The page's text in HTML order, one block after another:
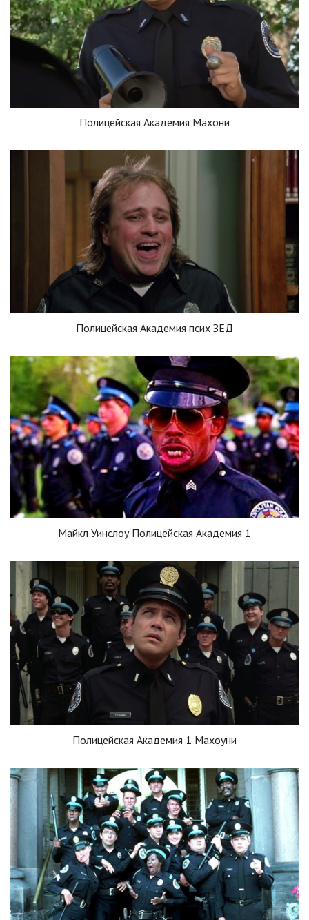
Полицейская Академия Махони
Полицейская Академия псих ЗЕД
Майкл Уинслоу Полицейская Академия 1
Полицейская Академия 1 Махоуни